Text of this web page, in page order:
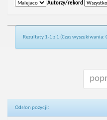
Autorzy/rekord
Rezultaty 1-1 z 1 (Czas wyszukiwania:
Odsłon pozycji: